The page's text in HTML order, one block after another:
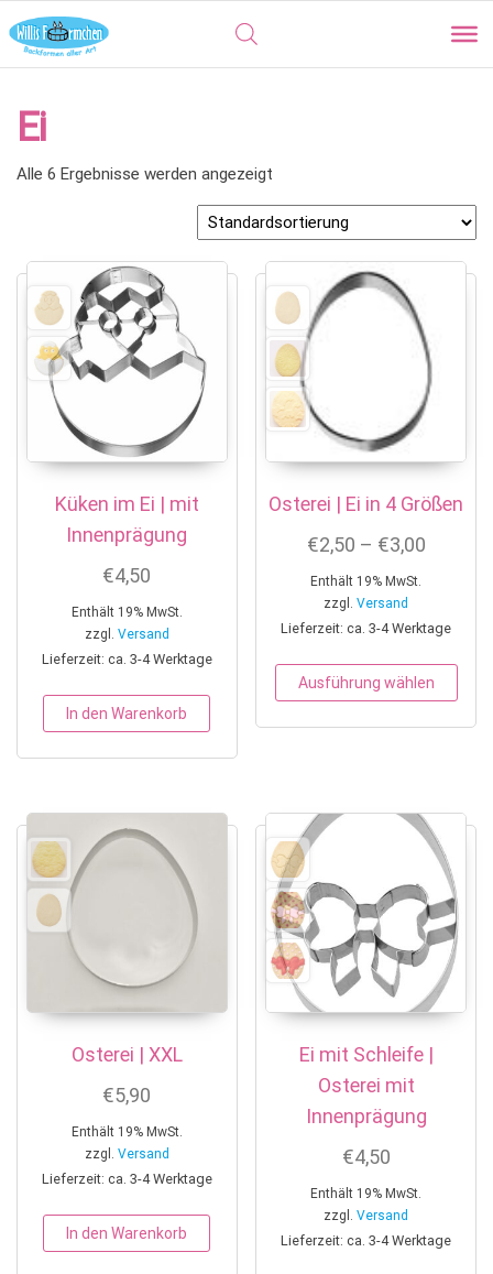
Ei
Alle 6 Ergebnisse werden angezeigt
Küken im Ei | mit
Innenprägung
€4,50
Enthält 19% MwSt.
zzgl. Versand
Lieferzeit: ca. 3-4 Werktage
In den Warenkorb
Osterei | Ei in 4 Größen
€2,50 – €3,00
Enthält 19% MwSt.
zzgl.Versand
Lieferzeit: ca. 3-4 Werktage
Ausführung wählen
Osterei | XXL
€5,90
Enthält 19% MwSt.
zzgl. Versand
Lieferzeit: ca. 3-4 Werktage
In den Warenkorb
Ei mit Schleife |
Osterei mit
Innenprägung
€4,50
Enthält 19% MwSt.
zzgl.Versand
Lieferzeit: ca. 3-4 Werktage